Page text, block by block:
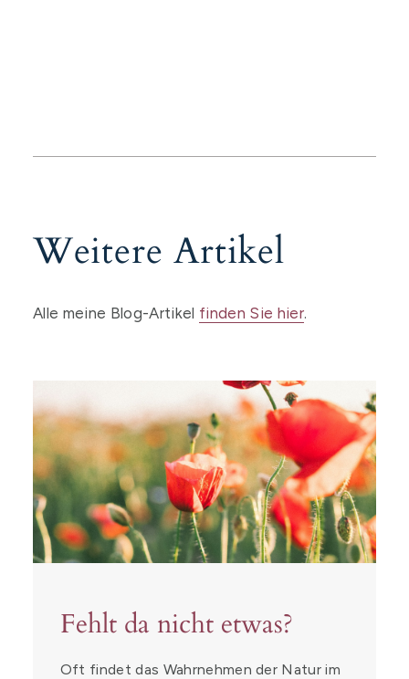
Weitere Artikel
Alle meine Blog-Artikel finden Sie hier.
Fehlt da nicht etwas?
Oft findet das Wahrnehmen der Natur im